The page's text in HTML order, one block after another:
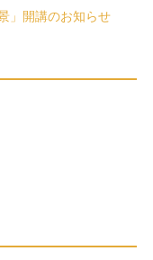
」開講のお知らせ